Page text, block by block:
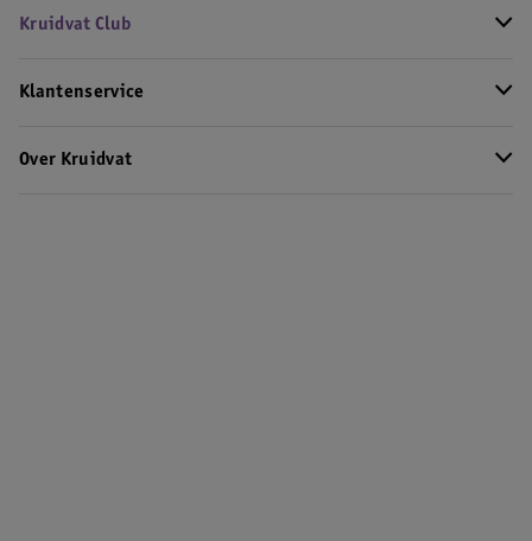
Kruidvat Club
Klantenservice
Over Kruidvat